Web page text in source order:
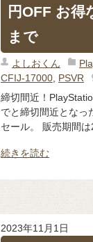
円OFF お得
まで
よしおくん
CFIJ-17000, PSVR
締切間近！
でと締切間近となっ
セール。 販売期間
続きを読む
2023年11月1日